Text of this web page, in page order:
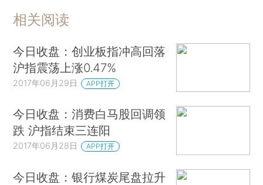
相关阅读
今日收盘：创业板指冲高回落
沪指震荡上涨0.47%
2017年06月29日 APP打开
今日收盘：消费白马股回调领
跌 沪指结束三连阳
2017年06月28日 APP打开
今日收盘：银行煤炭尾盘拉升